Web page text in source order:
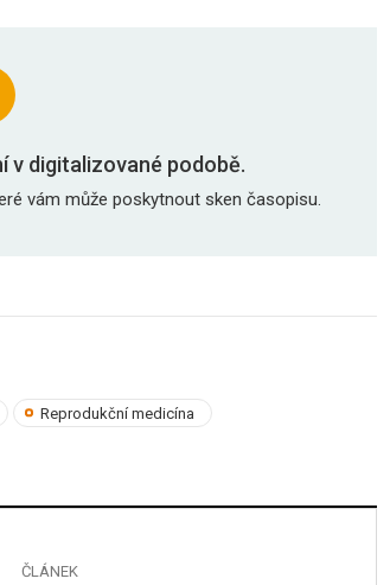
v digitalizované podobě.
vám může poskytnout sken časopisu.
Reprodukční medicína
ČLÁNEK